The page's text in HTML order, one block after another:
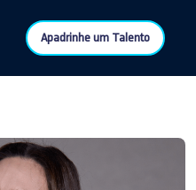
Apadrinhe um Talento